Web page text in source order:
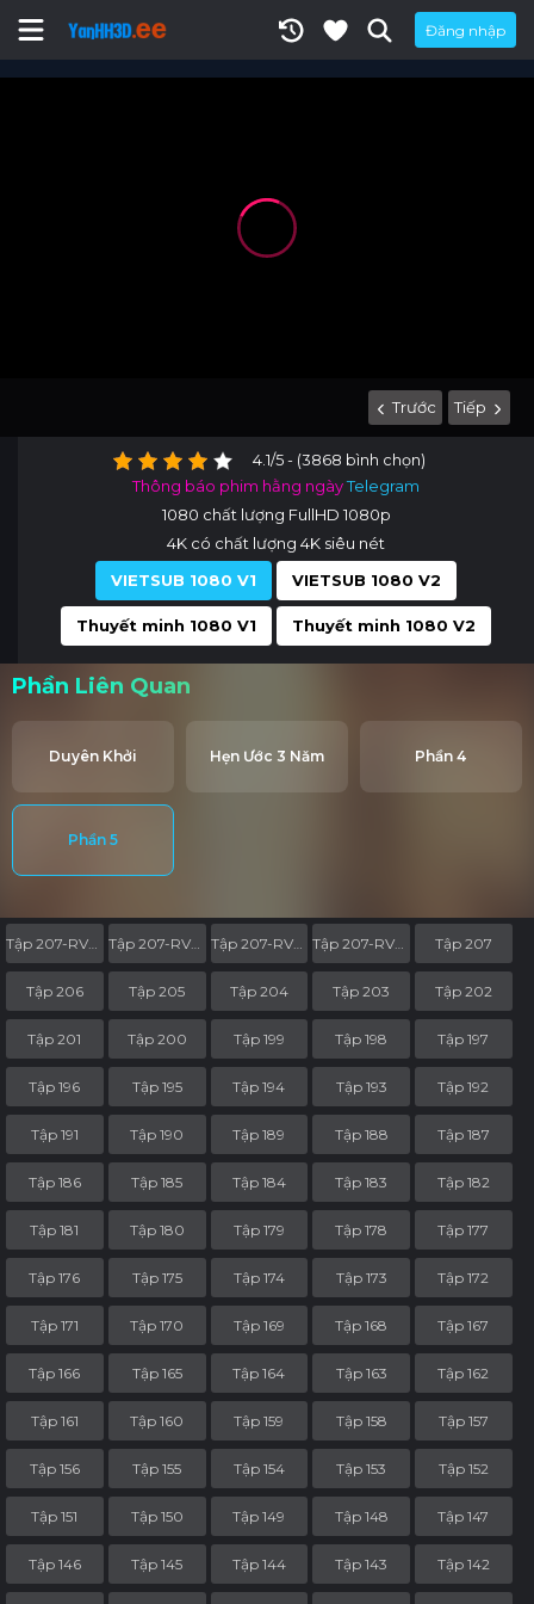
Đăng nhập
Trước Tiếp
4.1/5 - (3868 bình chọn)
Thông báo phim hằng ngàyTelegram
1080 chất lượng FullHD 1080p
4K có chất lượng 4K siêu nét
VIETSUB 1080 V1
VIETSUB 1080 V2
Thuyết minh 1080 V1 Thuyết minh 1080 V2
Phần Liên Quan
Duyên Khởi Hẹn Ước 3 Năm Phần 4
Phần 5
Tập 207-RV05 Tập 207-RV04 Tập 207
Tập 206 Tập 205 Tập 204 Tập 203 Tập 202
Tập 201 Tập 200 Tập 199 Tập 198 Tập 197
Tập 196 Tập 195 Tập 194 Tập 193 Tập 192
Tập 191 Tập 190 Tập 189 Tập 188 Tập 187
Tập 186 Tập 185 Tập 184 Tập 183 Tập 182
Tập 181 Tập 180 Tập 179 Tập 178 Tập 177
Tập 176 Tập 175 Tập 174 Tập 173 Tập 172
Tập 171 Tập 170 Tập 169 Tập 168 Tập 167
Tập 166 Tập 165 Tập 164 Tập 163 Tập 162
Tập 161 Tập 160 Tập 159 Tập 158 Tập 157
Tập 156 Tập 155 Tập 154 Tập 153 Tập 152
Tập 151 Tập 150 Tập 149 Tập 148 Tập 147
Tập 146 Tập 145 Tập 144 Tập 143 Tập 142